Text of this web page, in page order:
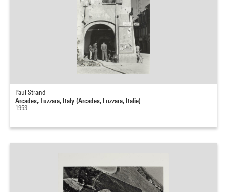
Paul Strand
Arcades, Luzzara, Italy (Arcades, Luzzara, Italie)
1953